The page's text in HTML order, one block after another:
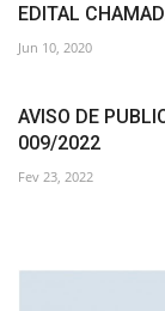
EDITAL
Jun 10, 2020
AVISO DE
009/2022
Fev 23, 2022